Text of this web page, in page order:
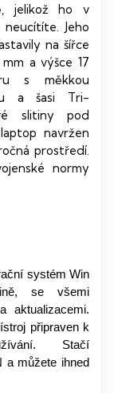
jelikož ho v
Jeho
na šířce
a výšce 17
s měkkou
a šasi Tri-
slitiny pod
navržen
prostředí.
normy
systém Win
se všemi
aktualizacemi.
připraven k
Stačí
a můžete ihned